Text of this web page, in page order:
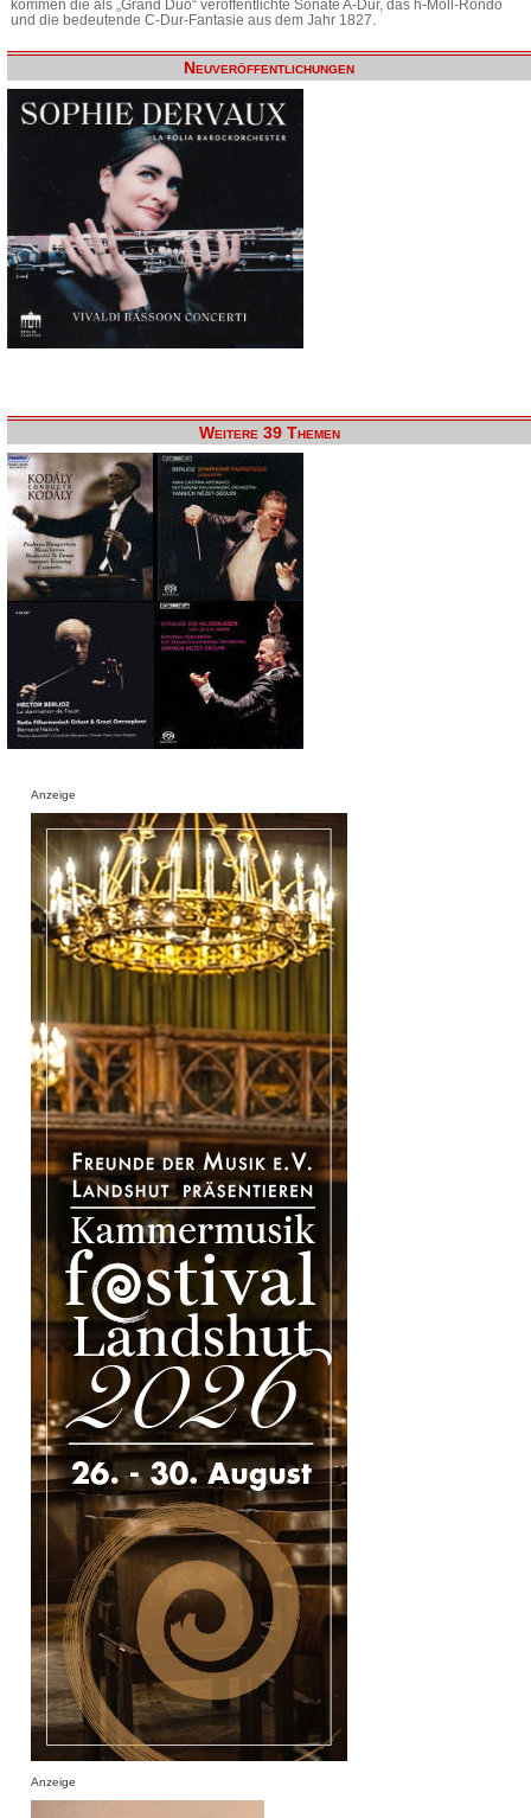
kommen die als „Grand Duo“ veröffentlichte Sonate A-Dur, das h-Moll-Rondo
und die bedeutende C-Dur-Fantasie aus dem Jahr 1827.
Neuveröffentlichungen
Weitere 39 Themen
Anzeige
Anzeige